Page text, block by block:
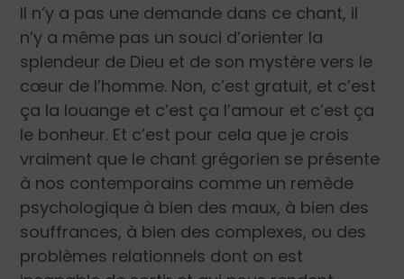
Il n’y a pas une demande dans ce chant, il
n’y a même pas un souci d’orienter la
splendeur de Dieu et de son mystère vers le
cœur de l’homme. Non, c’est gratuit, et c’est
ça la louange et c’est ça l’amour et c’est ça
le bonheur. Et c’est pour cela que je crois
vraiment que le chant grégorien se présente
à nos contemporains comme un remède
psychologique à bien des maux, à bien des
souffrances, à bien des complexes, ou des
problèmes relationnels dont on est